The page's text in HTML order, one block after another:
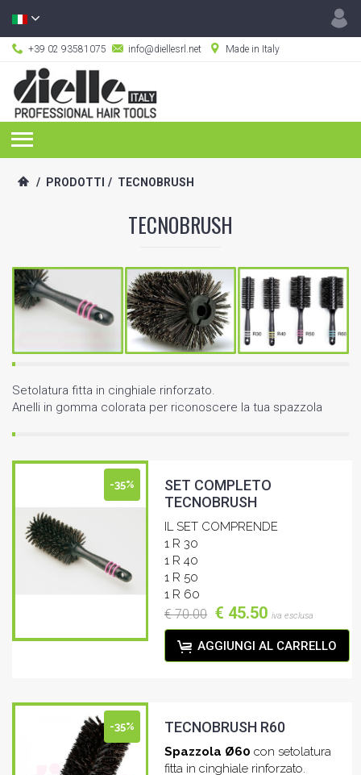
+39 02 93581075 info@diellesrl.net Made in Italy
/ PRODOTTI / TECNOBRUSH
TECNOBRUSH
Setolatura fitta in cinghiale rinforzato.
Anelli in gomma colorata per riconoscere la tua spazzola
-35%
SET COMPLETO
TECNOBRUSH
IL SET COMPRENDE
1 R 30
1 R 40
1 R 50
1 R 60
€ 70.00 € 45.50 iva esclusa
AGGIUNGI AL CARRELLO
-35% TECNOBRUSH R60
Spazzola Ø60 con setolatura
fitta in cinghiale rinforzato.